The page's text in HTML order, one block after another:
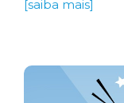
[saiba mais]